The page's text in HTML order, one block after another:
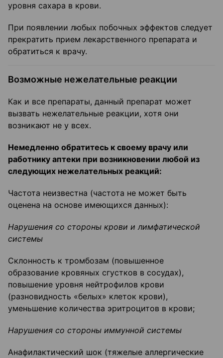
уровня сахара в крови.
При появлении любых побочных эффектов следует
прекратить прием лекарственного препарата и
обратиться к врачу.
Возможные нежелательные реакции
Как и все препараты, данный препарат может
вызвать нежелательные реакции, хотя они
возникают не у всех.
Немедленно обратитесь к своему врачу или
работнику аптеки при возникновении любой из
следующих нежелательных реакций:
Частота неизвестна (частота не может быть
оценена на основе имеющихся данных):
Нарушения со стороны крови и лимфатической
системы
Склонность к тромбозам (повышенное
образование кровяных сгустков в сосудах),
повышение уровня нейтрофилов крови
(разновидность «белых» клеток крови),
уменьшение количества эритроцитов в крови;
Нарушения со стороны иммунной системы
Анафилактический шок (тяжелые аллергические